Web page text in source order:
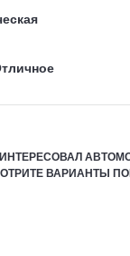
ВАРИАНТЫ